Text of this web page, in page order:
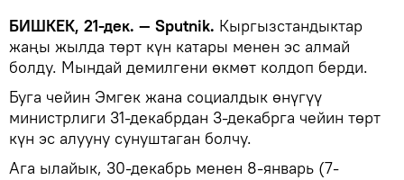
БИШКЕК, 21-дек. — Sputnik. Кыргызстандыктар
жаңы жылда төрт күн катары менен эс алмай
болду. Мындай демилгени өкмөт колдоп берди.
Буга чейин Эмгек жана социалдык өнүгүү
министрлиги 31-декабрдан 3-декабрга чейин төрт
күн эс алууну сунуштаган болчу.
Ага ылайык, 30-декабрь менен 8-январь (7-